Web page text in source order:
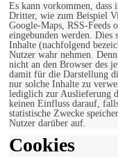
Es kann vorkommen, dass
Dritter, wie zum Beispiel
Google-Maps, RSS-Feeds
eingebunden werden. Dies
Inhalte (nachfolgend
Nutzer wahr nehmen.
nicht an den Browser des
damit für die Darstellung
nur solche Inhalte zu
lediglich zur Auslieferung
keinen Einfluss darauf,
statistische Zwecke
Nutzer darüber auf.
Cookies